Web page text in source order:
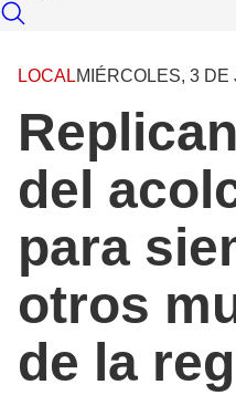
LOCALMIÉRCOLES, 3
del
para
otros
de la